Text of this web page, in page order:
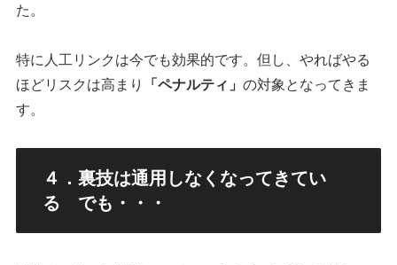
た。
特に人工リンクは今でも効果的です。但し、やればやる
ほどリスクは高まり
「ペナルティ」の対象となってきま
す。
４．裏技は通用しなくなってきてい
る でも・・・